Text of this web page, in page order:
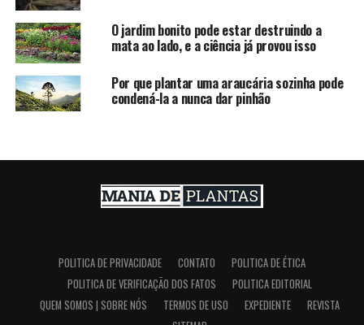
O jardim bonito pode estar destruindo a
mata ao lado, e a ciência já provou isso
Por que plantar uma araucária sozinha pode
condená-la a nunca dar pinhão
POLITICA DE PRIVACIDADE CONTATO
POLITICA DE ÉTICA
POLITICA DE VERIFICAÇÃO DOS FATOS
POLITICA EDITORIAL
QUEM SOMOS | SOBRE NÓS
TERMOS DE USO EXPEDIENTE
REVISTA